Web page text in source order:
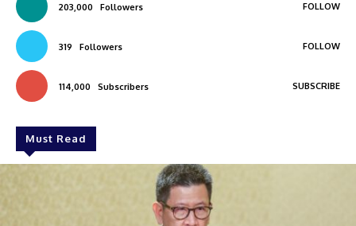
203,000 Followers FOLLOW
319 Followers FOLLOW
114,000 Subscribers SUBSCRIBE
Must Read